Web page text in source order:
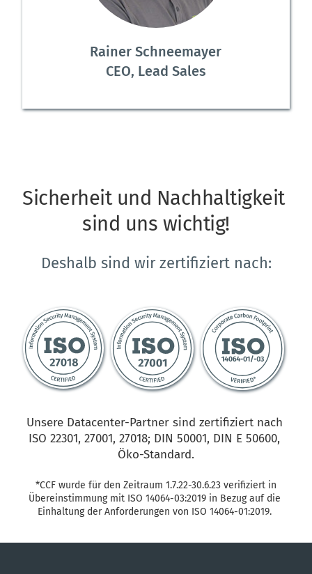
Rainer Schneemayer
CEO, Lead Sales
Sicherheit und Nachhaltigkeit
sind uns wichtig!
Deshalb sind wir zertifiziert nach:
Unsere Datacenter-Partner sind zertifiziert nach
ISO 22301, 27001, 27018; DIN 50001, DIN E 50600,
Öko-Standard.
Übereinstimmung mit ISO 14064-03:2019 in Bezug auf die
Einhaltung der Anforderungen von ISO 14064-01:2019.